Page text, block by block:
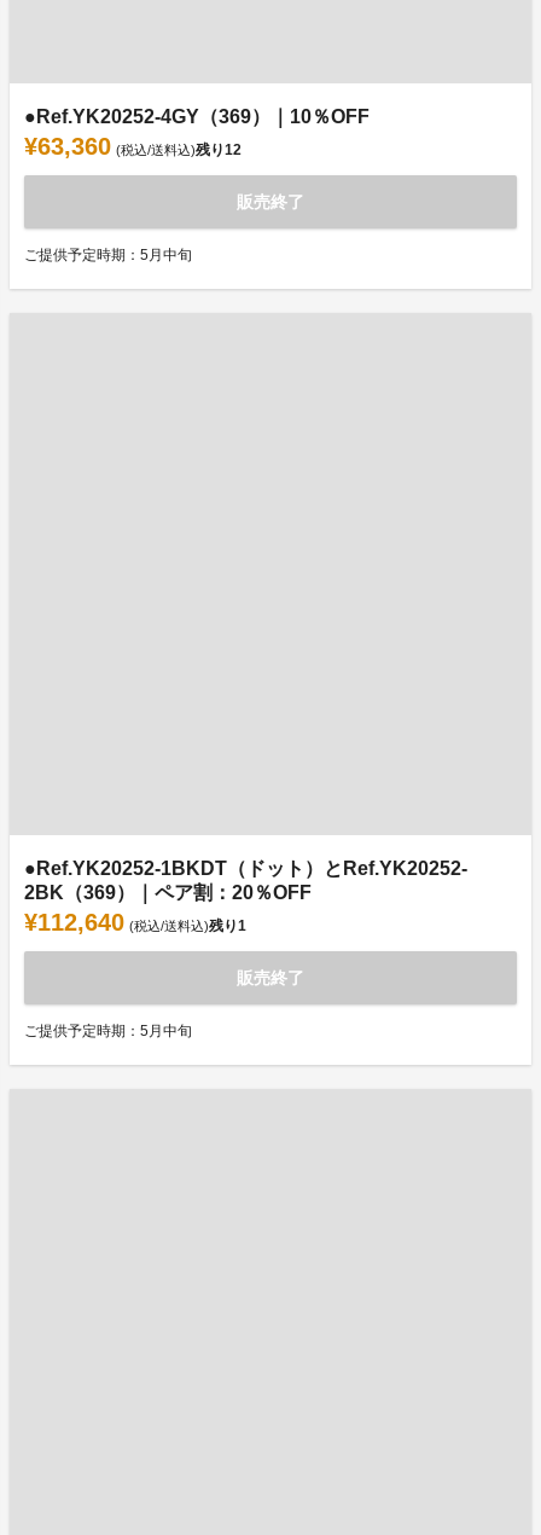
●Ref.YK20252-4GY（369）｜10％OFF
¥63,360 (税込/送料込)残り12
販売終了
ご提供予定時期：5月中旬
●Ref.YK20252-1BKDT（ドット）とRef.YK20252-
2BK（369）｜ペア割：20％OFF
¥112,640 (税込/送料込)残り1
販売終了
ご提供予定時期：5月中旬